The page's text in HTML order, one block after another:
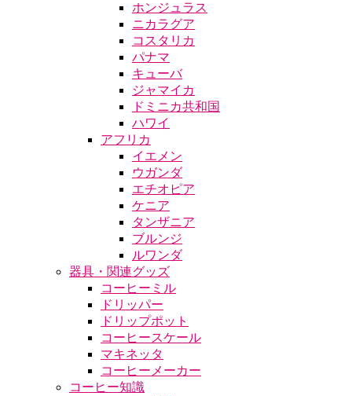
ホンジュラス
ニカラグア
コスタリカ
パナマ
キューバ
ジャマイカ
ドミニカ共和国
ハワイ
アフリカ
イエメン
ウガンダ
エチオピア
ケニア
タンザニア
ブルンジ
ルワンダ
器具・関連グッズ
コーヒーミル
ドリッパー
ドリップポット
コーヒースケール
マキネッタ
コーヒーメーカー
コーヒー知識